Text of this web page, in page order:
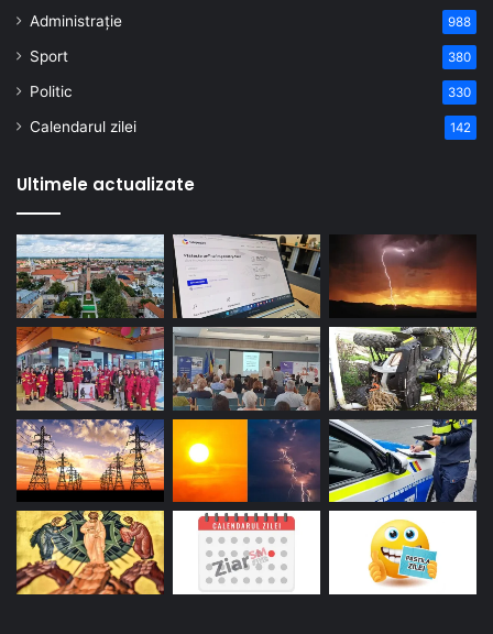
Administrație 988
Sport 380
Politic 330
Calendarul zilei 142
Ultimele actualizate